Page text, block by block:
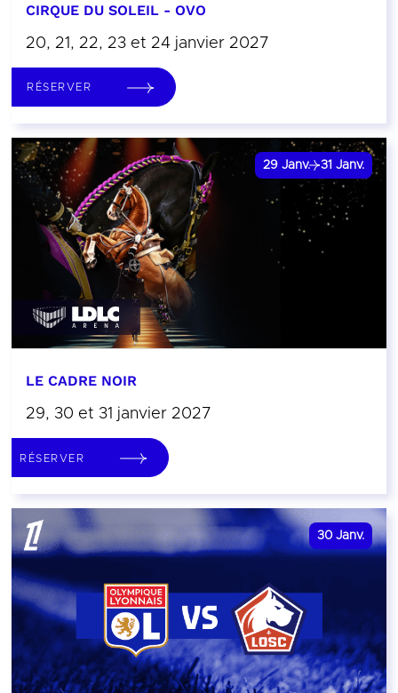
CIRQUE DU SOLEIL - OVO
20, 21, 22, 23 et 24 janvier 2027
RÉSERVER
29 Janv. 31 Janv.
LE CADRE NOIR
29, 30 et 31 janvier 2027
RÉSERVER
30 Janv.